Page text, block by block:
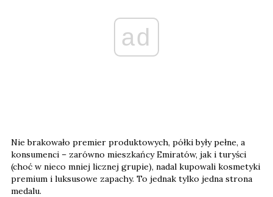
ad
Nie brakowało premier produktowych, półki były pełne, a
konsumenci – zarówno mieszkańcy Emiratów, jak i turyści
(choć w nieco mniej licznej grupie), nadal kupowali kosmetyki
premium i luksusowe zapachy. To jednak tylko jedna strona
medalu.